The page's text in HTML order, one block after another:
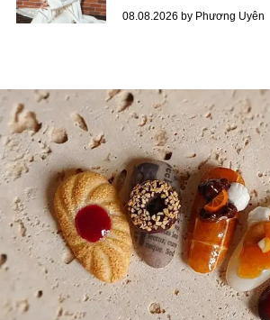
08.08.2026 by Phương Uyên